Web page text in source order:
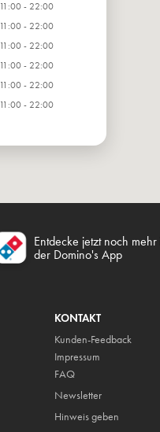
11:00 - 22:00
11:00 - 22:00
11:00 - 22:00
11:00 - 22:00
11:00 - 22:00
11:00 - 22:00
Entdecke jetzt noch mehr
der Domino's App
KONTAKT
Kunden-Feedback
Impressum
FAQ
Newsletter
Hinweis geben